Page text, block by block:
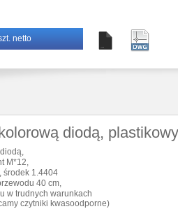
netto
diodą,
M*12,
środek 1.4404
40 cm,
w trudnych warunkach
czytniki kwasoodporne)